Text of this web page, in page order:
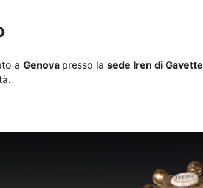
a Genova presso la sede Iren di Gavette